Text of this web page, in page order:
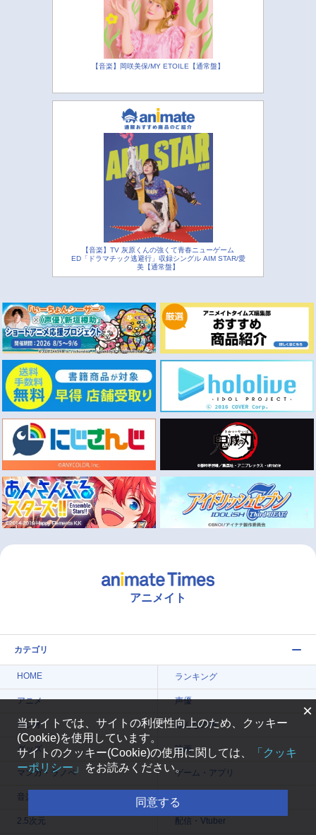
【音楽】岡咲美保/MY ETOILE【通常盤】
【音楽】TV 灰原くんの強くて青春ニューゲーム
ED「ドラマチック逃避行」収録シングル AIM STAR/愛
美【通常盤】
アニメイト
カテゴリ
HOME ランキング
アニメ 声優
ラジオ みんなの声
グッズ 映画
マンガ・ラノベ ゲーム・アプリ
音楽 コスプレ
2.5次元 配信・Vtuber
×
当サイトでは、サイトの利便性向上のため、クッキー
(Cookie)を使用しています。
サイトのクッキー(Cookie)の使用に関しては、
「クッキ
ーポリシー」
をお読みください。
同意する